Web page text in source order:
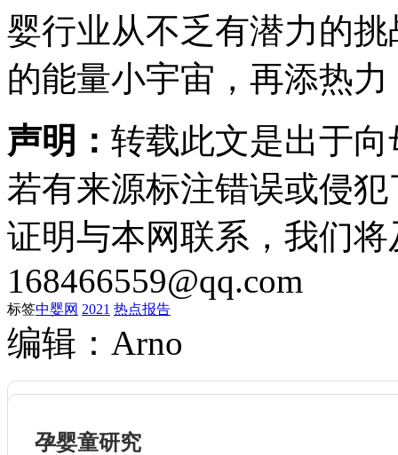
婴行业从不乏有潜力的
的能量小宇宙，再添热
声明： 转载此文是出于
若有来源标注错误或侵
证明与本网联系，我们
168466559@qq.com
标签中婴网 2021 热点报告
编辑：Arno
孕婴童研究